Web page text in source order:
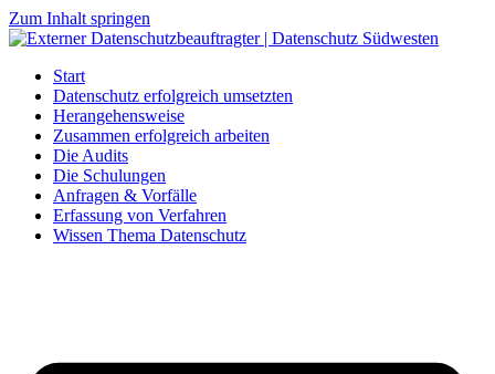
Zum Inhalt springen
Start
Datenschutz erfolgreich umsetzten
Herangehensweise
Zusammen erfolgreich arbeiten
Die Audits
Die Schulungen
Anfragen & Vorfälle
Erfassung von Verfahren
Wissen Thema Datenschutz